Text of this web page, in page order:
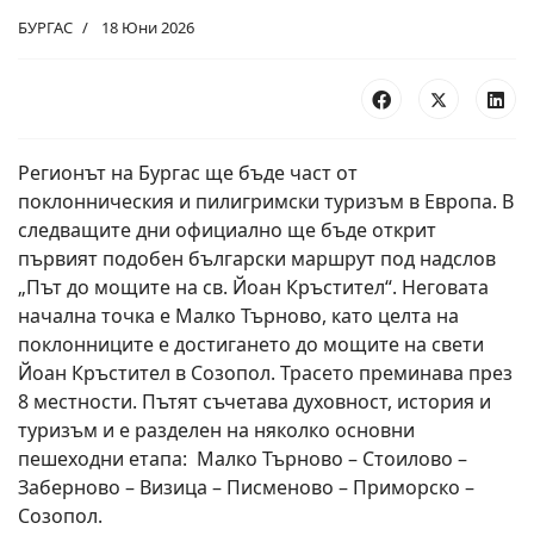
БУРГАС 18 Юни 2026
Регионът на Бургас ще бъде част от
поклонническия и пилигримски туризъм в Европа. В
следващите дни официално ще бъде открит
първият подобен български маршрут под надслов
„Път до мощите на св. Йоан Кръстител“. Неговата
начална точка е Малко Търново, като целта на
поклонниците е достигането до мощите на свети
Йоан Кръстител в Созопол. Трасето преминава през
8 местности. Пътят съчетава духовност, история и
туризъм и е разделен на няколко основни
пешеходни етапа: Малко Търново – Стоилово –
Заберново – Визица – Писменово – Приморско –
Созопол.